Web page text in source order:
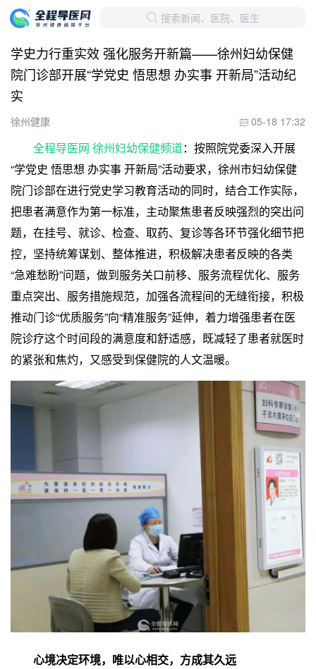
 搜索新闻、医院、医生
学史力行重实效 强化服务开新篇——徐州妇幼保健
院门诊部开展“学党史 悟思想 办实事 开新局”活动纪
实
徐州健康  05-18 17:32
全程导医网 徐州妇幼保健频道：按照院党委深入开展
“学党史 悟思想 办实事 开新局”活动要求，徐州市妇幼保健
院门诊部在进行党史学习教育活动的同时，结合工作实际，
把患者满意作为第一标准，主动聚焦患者反映强烈的突出问
题，在挂号、就诊、检查、取药、复诊等各环节强化细节把
控，坚持统筹谋划、整体推进，积极解决患者反映的各类
“急难愁盼”问题，做到服务关口前移、服务流程优化、服务
重点突出、服务措施规范，加强各流程间的无缝衔接，积极
推动门诊“优质服务”向“精准服务”延伸，着力增强患者在医
院诊疗这个时间段的满意度和舒适感，既减轻了患者就医时
的紧张和焦灼，又感受到保健院的人文温暖。
心境决定环境，唯以心相交，方成其久远